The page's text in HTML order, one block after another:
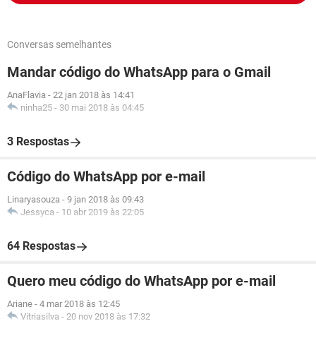
Conversas semelhantes
Mandar código do WhatsApp para o Gmail
AnaFlavia - 22 jan 2018 às 14:41
ninha25 - 30 mai 2018 às 04:45
3 Respostas
Código do WhatsApp por e-mail
Linaryasouza - 9 jan 2018 às 09:43
Jessyca - 10 abr 2019 às 22:05
64 Respostas
Quero meu código do WhatsApp por e-mail
Ariane - 4 mar 2018 às 12:45
Vitriasilva - 20 nov 2018 às 17:32